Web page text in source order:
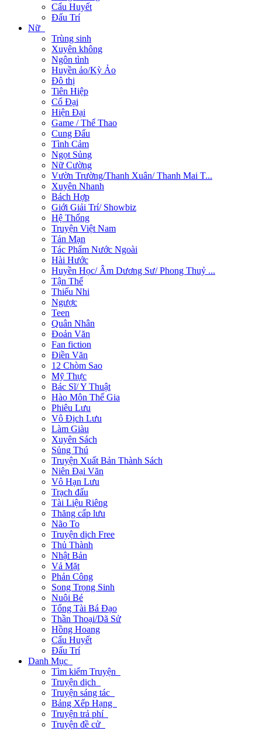
Cẩu Huyết
Đấu Trí
Nữ
Trùng sinh
Xuyên không
Ngôn tình
Huyền ảo/Kỳ Ảo
Đô thị
Tiên Hiệp
Cổ Đại
Hiện Đại
Game / Thể Thao
Cung Đấu
Tình Cảm
Ngọt Sủng
Nữ Cường
Vườn Trường/Thanh Xuân/ Thanh Mai T...
Xuyên Nhanh
Bách Hợp
Giới Giải Trí/ Showbiz
Hệ Thống
Truyện Việt Nam
Tản Mạn
Tác Phẩm Nước Ngoài
Hài Hước
Huyền Học/ Âm Dương Sư/ Phong Thuỷ ...
Tận Thế
Thiếu Nhi
Ngược
Teen
Quân Nhân
Đoản Văn
Fan fiction
Điền Văn
12 Chòm Sao
Mỹ Thực
Bác Sĩ/ Y Thuật
Hào Môn Thế Gia
Phiêu Lưu
Vô Địch Lưu
Làm Giàu
Xuyên Sách
Sủng Thú
Truyện Xuất Bản Thành Sách
Niên Đại Văn
Vô Hạn Lưu
Trạch đấu
Tài Liệu Riêng
Thăng cấp lưu
Não To
Truyện dịch Free
Thủ Thành
Nhật Bản
Vả Mặt
Phản Công
Song Trọng Sinh
Nuôi Bé
Tổng Tài Bá Đạo
Thần Thoại/Dã Sử
Hồng Hoang
Cẩu Huyết
Đấu Trí
Danh Mục
Tìm kiếm Truyện
Truyện dịch
Truyện sáng tác
Bảng Xếp Hạng
Truyện trả phí
Truyện đề cử